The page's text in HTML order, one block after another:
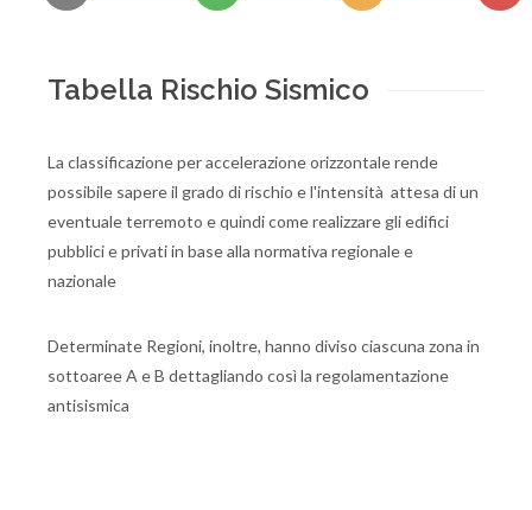
Tabella Rischio Sismico
La classificazione per accelerazione orizzontale rende
possibile sapere il grado di rischio e l'intensità attesa di un
eventuale terremoto e quindi come realizzare gli edifici
pubblici e privati in base alla normativa regionale e
nazionale
Determinate Regioni, inoltre, hanno diviso ciascuna zona in
sottoaree A e B dettagliando così la regolamentazione
antisismica